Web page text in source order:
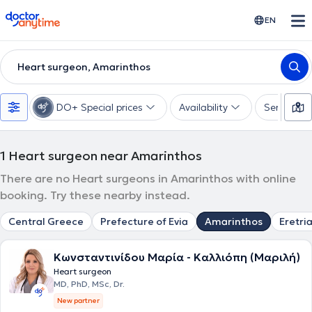
doctoranytime EN
Heart surgeon, Amarinthos
DO+ Special prices Availability Services
1 Heart surgeon near Amarinthos
There are no Heart surgeons in Amarinthos with online
booking. Try these nearby instead.
Central Greece Prefecture of Evia Amarinthos Eretria
Κωνσταντινίδου Μαρία - Καλλιόπη (Μαριλή)
Heart surgeon
MD, PhD, MSc, Dr.
New partner